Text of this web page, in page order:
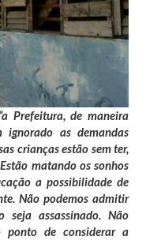
“a Prefeitura, de maneira
ignorado as demandas
crianças estão sem ter,
matando os sonhos
a possibilidade de
Não podemos admitir
assassinado. Não
ponto de considerar a